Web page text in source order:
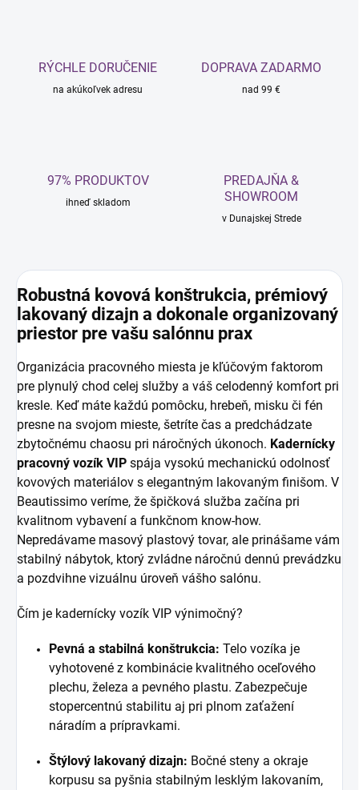
RÝCHLE DORUČENIE
na akúkoľvek adresu
DOPRAVA ZADARMO
nad 99 €
97% PRODUKTOV
ihneď skladom
PREDAJŇA &
SHOWROOM
v Dunajskej Strede
Robustná kovová konštrukcia, prémiový
lakovaný dizajn a dokonale organizovaný
priestor pre vašu salónnu prax
Organizácia pracovného miesta je kľúčovým faktorom
pre plynulý chod celej služby a váš celodenný komfort pri
kresle. Keď máte každú pomôcku, hrebeň, misku či fén
presne na svojom mieste, šetríte čas a predchádzate
zbytočnému chaosu pri náročných úkonoch. Kadernícky
pracovný vozík VIP spája vysokú mechanickú odolnosť
kovových materiálov s elegantným lakovaným finišom. V
Beautissimo veríme, že špičková služba začína pri
kvalitnom vybavení a funkčnom know-how.
Nepredávame masový plastový tovar, ale prinášame vám
stabilný nábytok, ktorý zvládne náročnú dennú prevádzku
a pozdvihne vizuálnu úroveň vášho salónu.
Čím je kadernícky vozík VIP výnimočný?
Pevná a stabilná konštrukcia: Telo vozíka je
vyhotovené z kombinácie kvalitného oceľového
plechu, železa a pevného plastu. Zabezpečuje
stopercentnú stabilitu aj pri plnom zaťažení
náradím a prípravkami.
Štýlový lakovaný dizajn: Bočné steny a okraje
korpusu sa pyšnia stabilným lesklým lakovaním,